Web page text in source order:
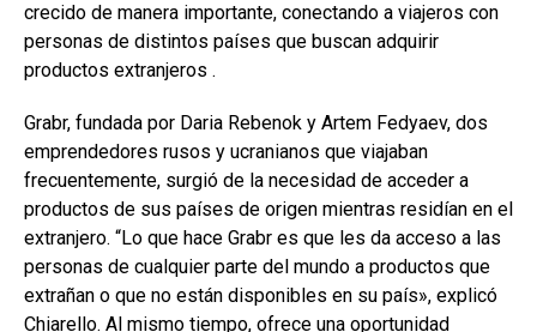
crecido de manera importante, conectando a viajeros con
personas de distintos países que buscan adquirir
productos extranjeros .
Grabr, fundada por Daria Rebenok y Artem Fedyaev, dos
emprendedores rusos y ucranianos que viajaban
frecuentemente, surgió de la necesidad de acceder a
productos de sus países de origen mientras residían en el
extranjero. “Lo que hace Grabr es que les da acceso a las
personas de cualquier parte del mundo a productos que
extrañan o que no están disponibles en su país», explicó
Chiarello. Al mismo tiempo, ofrece una oportunidad